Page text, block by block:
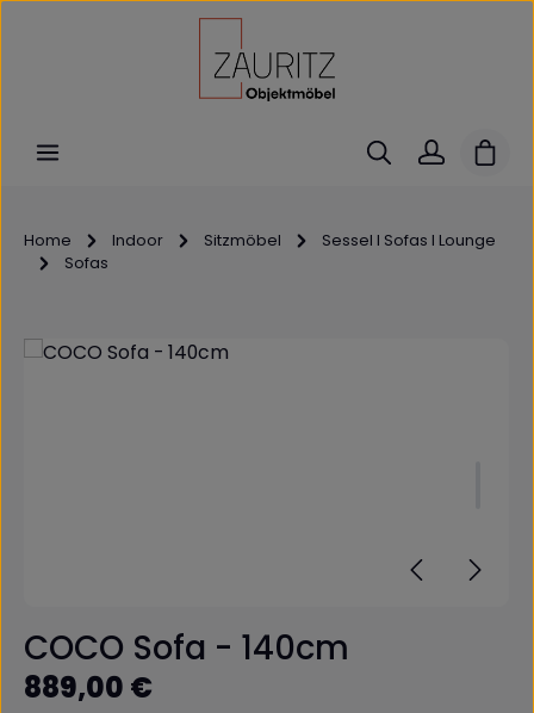
Zum Hauptinhalt springen
Home Indoor Sitzmöbel
Sessel I Sofas I Lounge
Sofas
Bildergalerie überspringen
COCO Sofa - 140cm
Regulärer Preis:
889,00 €